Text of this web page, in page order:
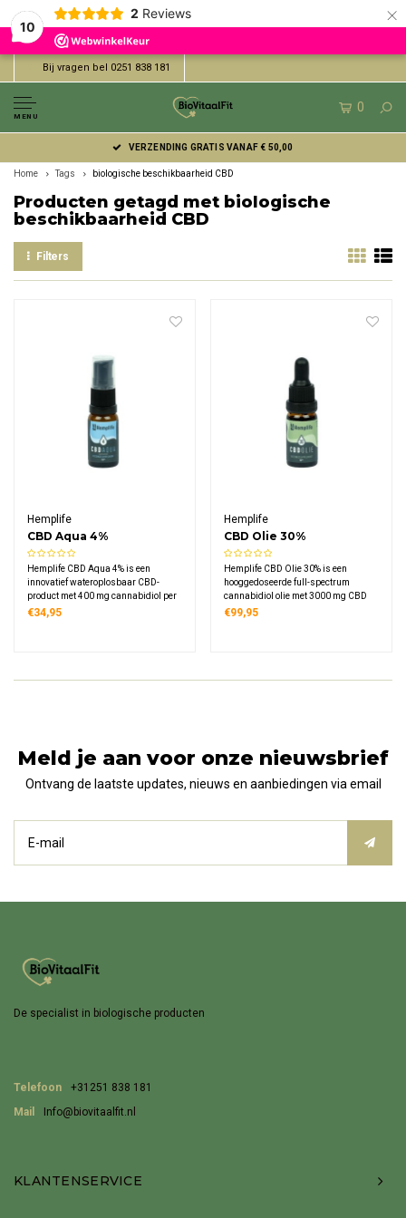
10
2 Reviews ×
Bij vragen bel 0251 838 181
MENU
0
VERZENDING GRATIS VANAF € 50,00
Home Tags biologische beschikbaarheid CBD
Producten getagd met biologische
beschikbaarheid CBD
Filters
Hemplife
CBD Aqua 4%
Hemplife CBD Aqua 4% is een
innovatief wateroplosbaar CBD-
product met 400 mg cannabidiol per
flesje van 10 ml. Deze formule lost
€34,95
Hemplife
CBD Olie 30%
Hemplife CBD Olie 30% is een
hooggedoseerde full-spectrum
cannabidiol olie met 3000 mg CBD
per flesje van 10 ml. Deze olie wordt
€99,95
Meld je aan voor onze nieuwsbrief
Ontvang de laatste updates, nieuws en aanbiedingen via email
De specialist in biologische producten
Telefoon
+31251 838 181
Mail
Info@biovitaalfit.nl
KLANTENSERVICE